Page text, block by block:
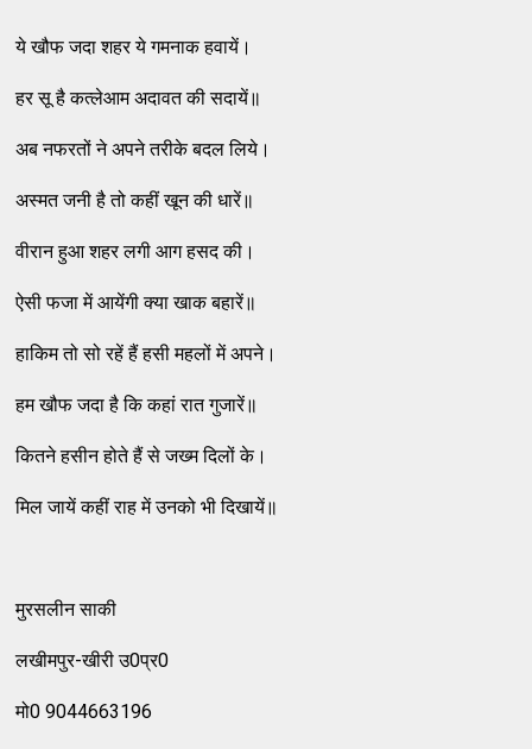
ये खौफ जदा शहर ये गमनाक हवायें।
हर सू है कत्‍लेआम अदावत की सदायें॥
अब नफरतों ने अपने तरीके बदल लिये।
अस्‍मत जनी है तो कहीं खून की धारें॥
वीरान हुआ शहर लगी आग हसद की।
ऐसी फजा में आयेंगी क्‍या खाक बहारें॥
हाकिम तो सो रहें हैं हसी महलों में अपने।
हम खौफ जदा है कि कहां रात गुजारें॥
कितने हसीन होते हैं से जख्‍म दिलों के।
मिल जायें कहीं राह में उनको भी दिखायें॥
मुरसलीन साकी
लखीमपुर-खीरी उ0प्र0
मो0 9044663196